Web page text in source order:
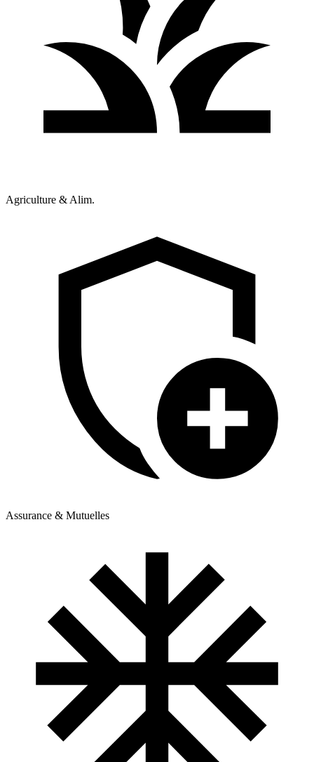
Agriculture & Alim.
Assurance & Mutuelles